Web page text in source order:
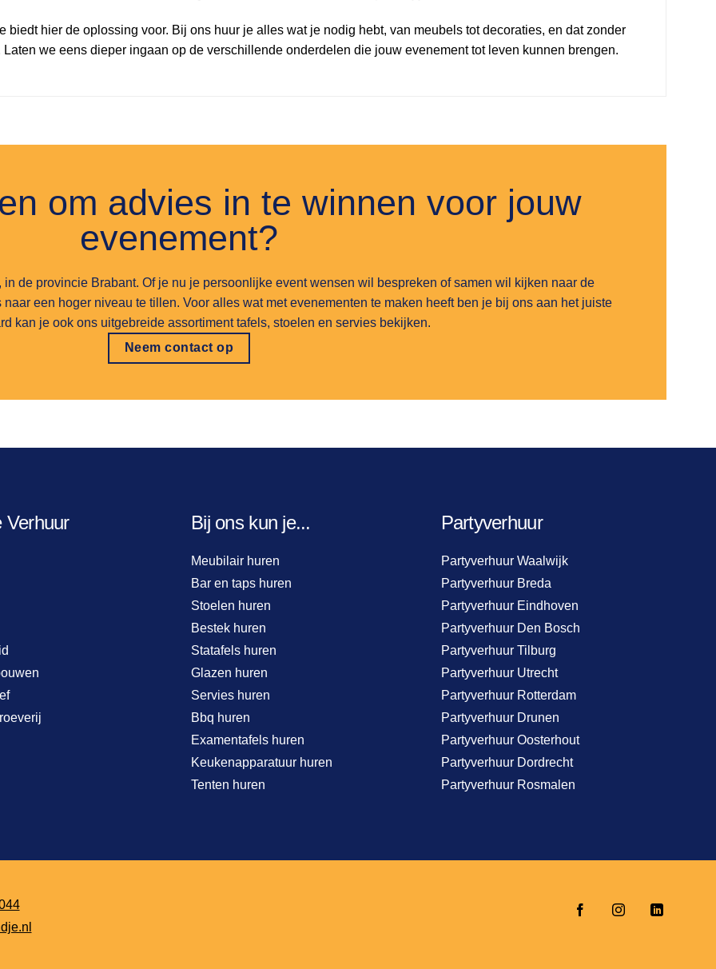
biedt hier de oplossing voor. Bij ons huur je alles wat je nodig hebt, van meubels tot decoraties, en dat zonder
Laten we eens dieper ingaan op de verschillende onderdelen die jouw evenement tot leven kunnen brengen.
om advies in te winnen voor jouw
evenement?
de provincie Brabant. Of je nu je persoonlijke event wensen wil bespreken of samen wil kijken naar de
een hoger niveau te tillen. Voor alles wat met evenementen te maken heeft ben je bij ons aan het juiste
kan je ook ons uitgebreide assortiment tafels, stoelen en servies bekijken.
Neem contact op
Verhuur Bij ons kun je...
Meubilair huren
Bar en taps huren
Stoelen huren
Bestek huren
Statafels huren
Glazen huren
Servies huren
Bbq huren
Examentafels huren
Keukenapparatuur huren
Tenten huren
Partyverhuur
Partyverhuur Waalwijk
Partyverhuur Breda
Partyverhuur Eindhoven
Partyverhuur Den Bosch
Partyverhuur Tilburg
Partyverhuur Utrecht
Partyverhuur Rotterdam
Partyverhuur Drunen
Partyverhuur Oosterhout
Partyverhuur Dordrecht
Partyverhuur Rosmalen